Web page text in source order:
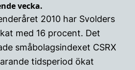
vecka.
2010 har Svolders
med 16 procent. Det
småbolagsindexet CSRX
tidsperiod ökat